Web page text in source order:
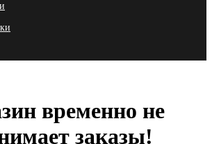
временно не
заказы!